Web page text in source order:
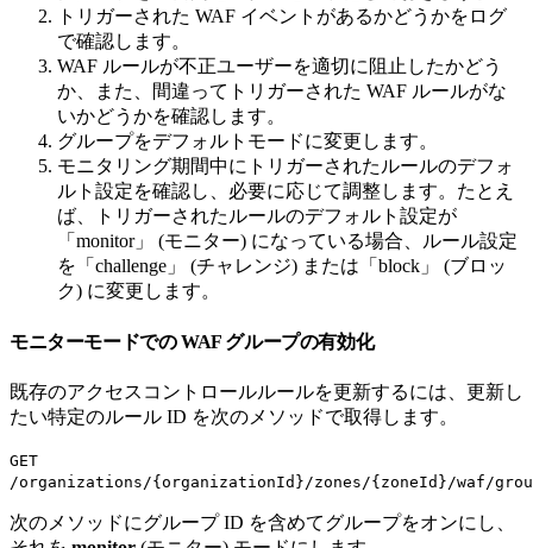
トリガーされた WAF イベントがあるかどうかをログ
で確認します。
WAF ルールが不正ユーザーを適切に阻止したかどう
か、また、間違ってトリガーされた WAF ルールがな
いかどうかを確認します。
グループをデフォルトモードに変更します。
モニタリング期間中にトリガーされたルールのデフォ
ルト設定を確認し、必要に応じて調整します。たとえ
ば、トリガーされたルールのデフォルト設定が
「monitor」 (モニター) になっている場合、ルール設定
を「challenge」 (チャレンジ) または「block」 (ブロッ
ク) に変更します。
モニターモードでの WAF グループの有効化
既存のアクセスコントロールルールを更新するには、更新し
たい特定のルール ID を次のメソッドで取得します。
GET
/organizations/{organizationId}/zones/{zoneId}/waf/
次のメソッドにグループ ID を含めてグループをオンにし、